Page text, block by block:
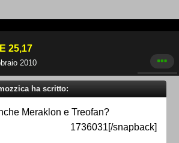
25,17
2010
ha scritto:
Meraklon e Treofan?
1736031[/snapback]